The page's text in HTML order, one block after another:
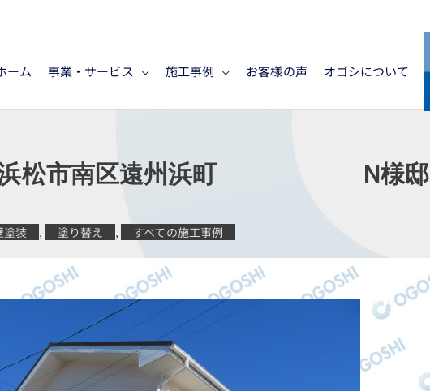
ーム 事業・サービス 施工事例 お客様の声 オゴシについて
市南区遠州浜町 N様邸
塗装 , 塗り替え , すべての施工事例